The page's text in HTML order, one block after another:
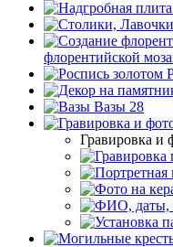
флорентийской
Вазы 28
Гравировка и